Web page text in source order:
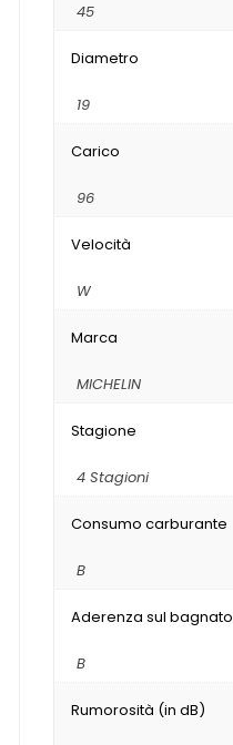
45
Diametro
19
Carico
96
Velocità
W
Marca
MICHELIN
Stagione
4 Stagioni
Consumo carburante
B
Aderenza sul bagnato
B
Rumorosità (in dB)